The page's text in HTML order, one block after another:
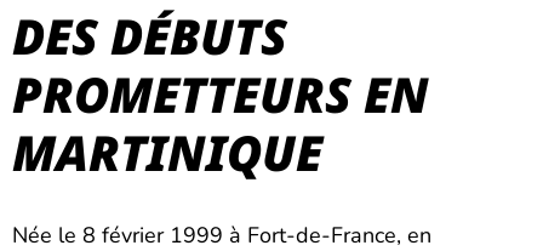
DES DÉBUTS
PROMETTEURS EN
MARTINIQUE
Née le 8 février 1999 à Fort-de-France, en